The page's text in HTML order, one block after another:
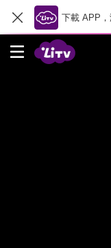
下載 APP